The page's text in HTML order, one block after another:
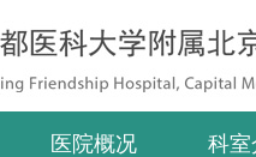
医院概况 科室